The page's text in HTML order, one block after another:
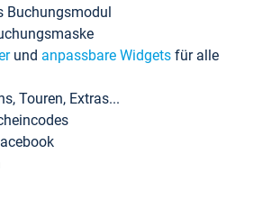
Buchungsmodul
und anpassbare Widgets für alle
Touren, Extras...